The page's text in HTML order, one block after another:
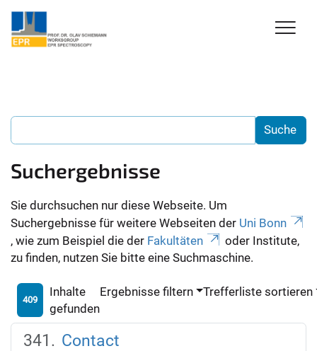
Suchergebnisse
Sie durchsuchen nur diese Webseite. Um
Suchergebnisse für weitere Webseiten der Uni Bonn
, wie zum Beispiel die der Fakultäten
oder Institute,
zu finden, nutzen Sie bitte eine Suchmaschine.
409
Inhalte
gefunden
Ergebnisse filtern Trefferliste sortieren
Contact